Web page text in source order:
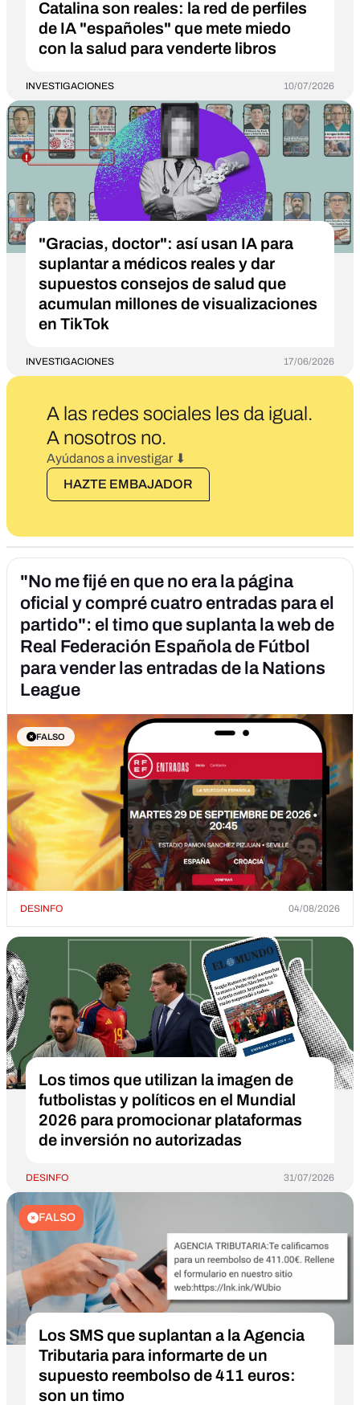
Catalina son reales: la red de perfiles
de IA "españoles" que mete miedo
con la salud para venderte libros
INVESTIGACIONES 10/07/2026
"Gracias, doctor": así usan IA para
suplantar a médicos reales y dar
supuestos consejos de salud que
acumulan millones de visualizaciones
en TikTok
INVESTIGACIONES 17/06/2026
A las redes sociales les da igual.
A nosotros no.
Ayúdanos a investigar ⬇
HAZTE EMBAJADOR
"No me fijé en que no era la página
oficial y compré cuatro entradas para el
partido": el timo que suplanta la web de
Real Federación Española de Fútbol
para vender las entradas de la Nations
League
FALSO
DESINFO 04/08/2026
Los timos que utilizan la imagen de
futbolistas y políticos en el Mundial
2026 para promocionar plataformas
de inversión no autorizadas
DESINFO 31/07/2026
FALSO
Los SMS que suplantan a la Agencia
Tributaria para informarte de un
supuesto reembolso de 411 euros:
son un timo